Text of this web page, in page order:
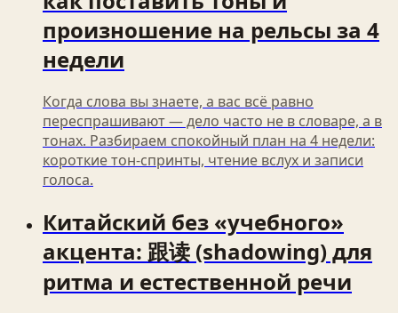
произношение на рельсы за 4
недели
Когда слова вы знаете, а вас всё равно
переспрашивают — дело часто не в словаре, а в
тонах. Разбираем спокойный план на 4 недели:
короткие тон‑спринты, чтение вслух и записи
голоса.
Китайский без «учебного»
акцента: 跟读 (shadowing) для
ритма и естественной речи